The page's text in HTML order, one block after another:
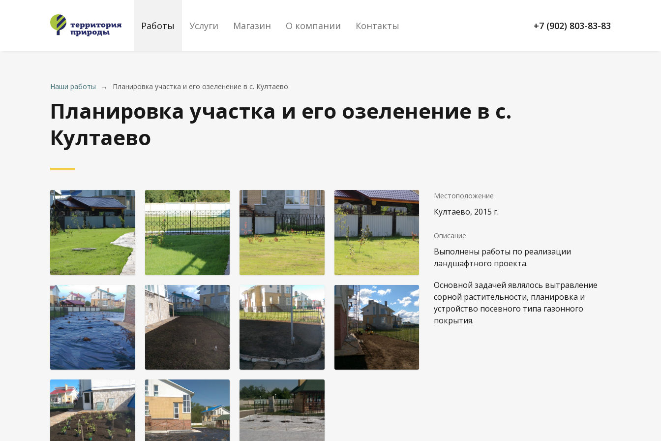
Работы Услуги Магазин О компании Контакты +7 (902) 803-83-83
Наши работы → Планировка участка и его озеленение в с. Култаево
Планировка участка и его озеленение в с.
Култаево
Местоположение
Култаево, 2015 г.
Описание
Выполнены работы по реализации
ландшафтного проекта.
Основной задачей являлось вытравление
сорной растительности, планировка и
устройство посевного типа газонного
покрытия.